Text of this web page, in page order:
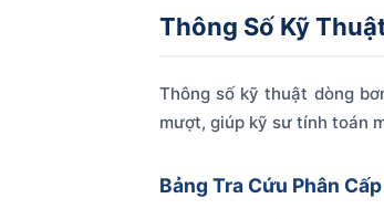
Thông Số Kỹ
Thông số kỹ thuật dòng
mượt, giúp kỹ sư tính toán
Bảng Tra Cứu Phân